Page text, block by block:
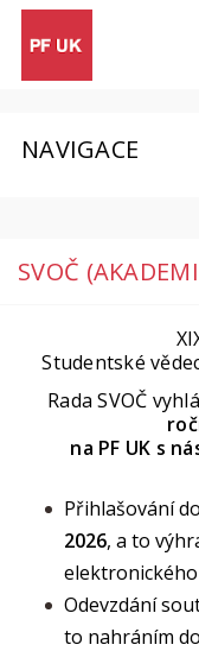
NAVIGACE
SVOČ
Studentské
Rada SVOČ
na PF UK s
Přihlašování
2026, a to
Odevzdání
to nahráním